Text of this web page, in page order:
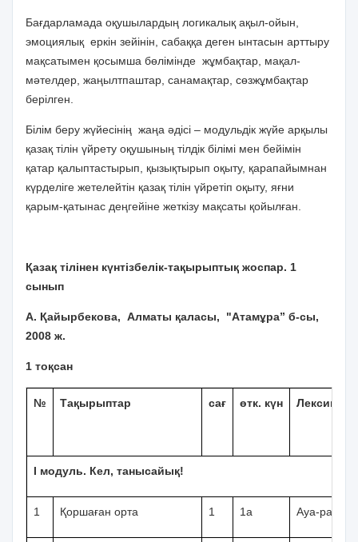
Бағдарламада оқушылардың логикалық ақыл-ойын,
эмоциялық еркін зейінін, сабаққа деген ынтасын арттыру
мақсатымен қосымша бөлімінде жұмбақтар, мақал-
мәтелдер, жаңылтпаштар, санамақтар, сөзжұмбақтар
берілген.
Білім беру жүйесінің жаңа әдісі – модульдік жүйе арқылы
қазақ тілін үйрету оқушының тілдік білімі мен бейімін
қатар қалыптастырып, қызықтырып оқыту, қарапайымнан
күрделіге жетелейтін қазақ тілін үйретіп оқыту, яғни
қарым-қатынас деңгейіне жеткізу мақсаты қойылған.
Қазақ тілінен күнтізбелік-тақырыптық жоспар. 1
сынып
А. Қайырбекова, Алматы қаласы, "Атамұра” б-сы,
2008 ж.
1 тоқсан
№ Тақырыптар сағ өтк. күн Лексика
І модуль. Кел, танысайық!
1 Қоршаған орта 1 1а Ауа-райы,